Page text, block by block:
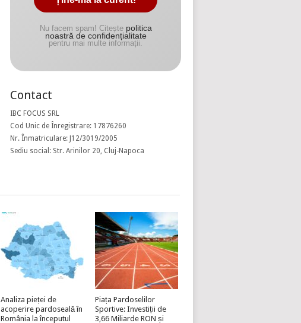
Nu facem spam! Citește politica
noastră de confidențialitate
pentru mai multe informații.
Contact
IBC FOCUS SRL
Cod Unic de Înregistrare: 17876260
Nr. Înmatriculare: J12/3019/2005
Sediu social: Str. Arinilor 20, Cluj-Napoca
Analiza pieței de
acoperire pardoseală în
România la începutul
Piața Pardoselilor
Sportive: Investiții de
3,66 Miliarde RON și